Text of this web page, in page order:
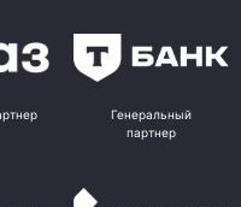
Генеральный
партнер